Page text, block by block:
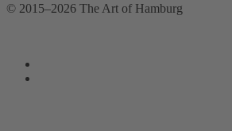
© 2015–2026 The Art of Hamburg